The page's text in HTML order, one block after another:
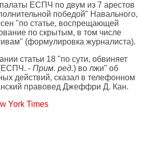
ЕСПЧ по двум из 7 арестов
победой" Навального,
"по статье, воспрещающей
по скрытым, в том числе
(формулировка журналиста).
статьи 18 "по сути, обвиняет
(ЕСПЧ. - Прим. ред.) во лжи" об
действий, сказал в телефонном
правовед Джеффри Д. Кан.
York Times